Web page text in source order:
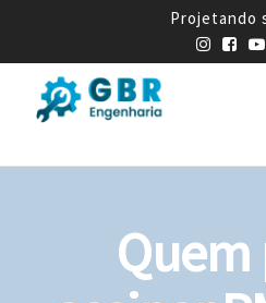
Projetando
Engenharia